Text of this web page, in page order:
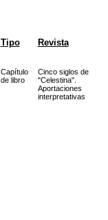
Tipo Revista
Capítulo
de libro
Cinco siglos de
"Celestina".
Aportaciones
interpretativas